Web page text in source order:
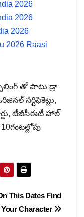
2026
2026
2026
2026 Raasi
తో పాటు డ్రా
సర్టిఫికెట్లు,
టీజీసీఈటీ హాల్
This Dates Find
Your Character